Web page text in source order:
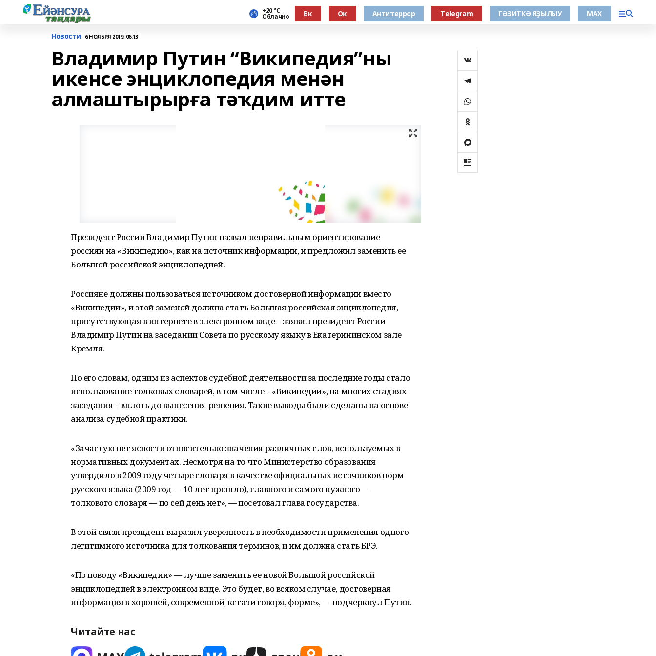
+20 °С
Облачно Вк Ок Антитеррор Тelegram ГӘЗИТКӘ ЯҘЫЛЫУ МАХ
Новости 6 НОЯБРЯ 2019, 06:13
Владимир Путин “Википедия”ны
икенсе энциклопедия менән
алмаштырырға тәҡдим итте
Президент России Владимир Путин назвал неправильным ориентирование
россиян на «Википедию», как на источник информации, и предложил заменить ее
Большой российской энциклопедией.
Россияне должны пользоваться источником достоверной информации вместо
«Википедии», и этой заменой должна стать Большая российская энциклопедия,
присутствующая в интернете в электронном виде – заявил президент России
Владимир Путин на заседании Совета по русскому языку в Екатерининском зале
Кремля.
По его словам, одним из аспектов судебной деятельности за последние годы стало
использование толковых словарей, в том числе – «Википедии», на многих стадиях
заседания – вплоть до вынесения решения. Такие выводы были сделаны на основе
анализа судебной практики.
«Зачастую нет ясности относительно значения различных слов, используемых в
нормативных документах. Несмотря на то что Министерство образования
утвердило в 2009 году четыре словаря в качестве официальных источников норм
русского языка (2009 год — 10 лет прошло), главного и самого нужного —
толкового словаря — по сей день нет», — посетовал глава государства.
В этой связи президент выразил уверенность в необходимости применения одного
легитимного источника для толкования терминов, и им должна стать БРЭ.
«По поводу «Википедии» — лучше заменить ее новой Большой российской
энциклопедией в электронном виде. Это будет, во всяком случае, достоверная
информация в хорошей, современной, кстати говоря, форме», — подчеркнул Путин.
Читайте нас